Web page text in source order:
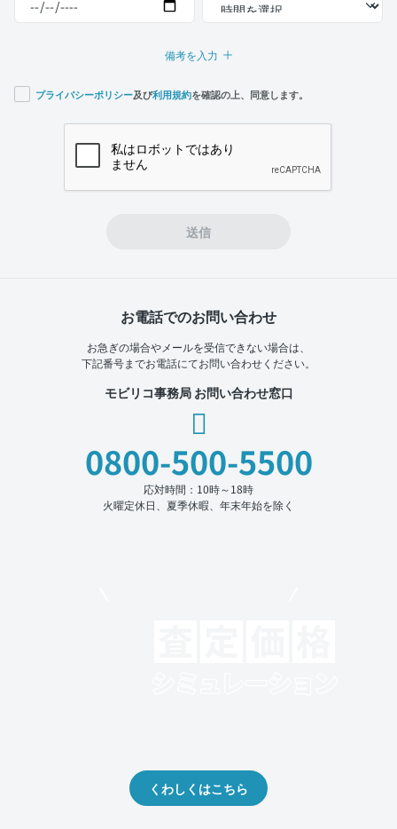
備考を入力
プライバシーポリシー及び利用規約を確認の上、同意します。
送信
お電話でのお問い合わせ
お急ぎの場合やメールを受信できない場合は、
下記番号までお電話にてお問い合わせください。
モビリコ事務局 お問い合わせ窓口
0800-500-5500
応対時間：10時～18時
火曜定休日、夏季休暇、年末年始を除く
くわしくはこちら